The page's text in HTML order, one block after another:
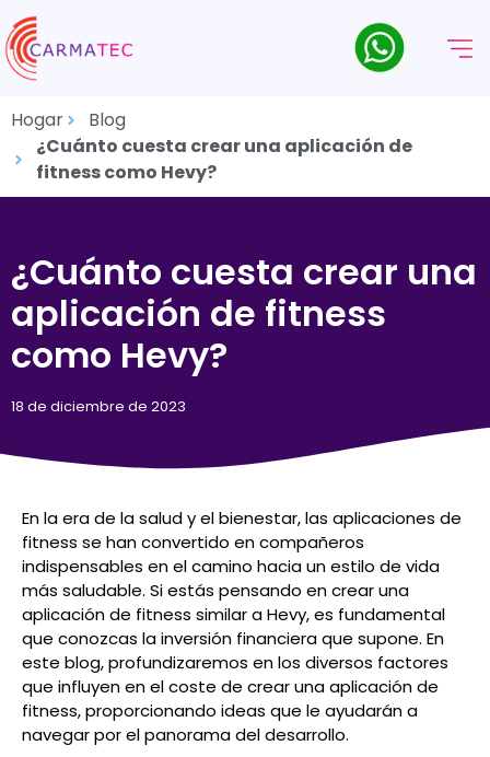
Hogar
Blog
¿Cuánto cuesta crear una aplicación de
fitness como Hevy?
¿Cuánto cuesta crear una
aplicación de fitness
como Hevy?
18 de diciembre de 2023
En la era de la salud y el bienestar, las aplicaciones de
fitness se han convertido en compañeros
indispensables en el camino hacia un estilo de vida
más saludable. Si estás pensando en crear una
aplicación de fitness similar a Hevy, es fundamental
que conozcas la inversión financiera que supone. En
este blog, profundizaremos en los diversos factores
que influyen en el coste de crear una aplicación de
fitness, proporcionando ideas que le ayudarán a
navegar por el panorama del desarrollo.